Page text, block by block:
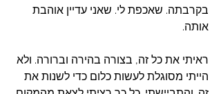
בקרבתה. שאכפת לי. שאני עדיין אוהבת
אותה.
ראיתי את כל זה, בצורה בהירה וברורה. ולא
הייתי מסוגלת לעשות כלום כדי לשנות את